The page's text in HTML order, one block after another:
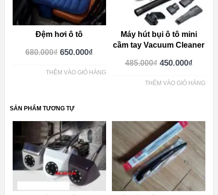
Đệm hơi ô tô
680.000₫ 650.000₫
THÊM VÀO GIỎ HÀNG
Máy hút bụi ô tô mini
cầm tay Vacuum Cleaner
485.000₫ 450.000₫
THÊM VÀO GIỎ HÀNG
SẢN PHẨM TƯƠNG TỰ